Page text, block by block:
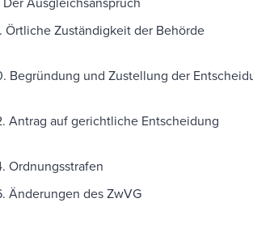
Örtliche Zuständigkeit der Behörde
Begründung und Zustellung der
Antrag auf gerichtliche Entscheidung
Ordnungsstrafen
Änderungen des ZwVG